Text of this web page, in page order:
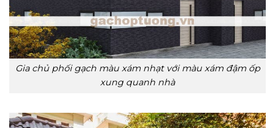
Gia chủ phối gạch màu xám nhạt với màu xám đậm ốp
xung quanh nhà